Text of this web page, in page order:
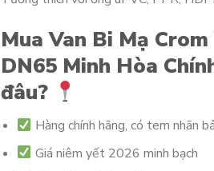
Mua Van Bi Mạ
DN65 Minh Hòa
đâu?
Hàng chính hãng, có tem nhãn
Giá niêm yết 2026 minh bạch